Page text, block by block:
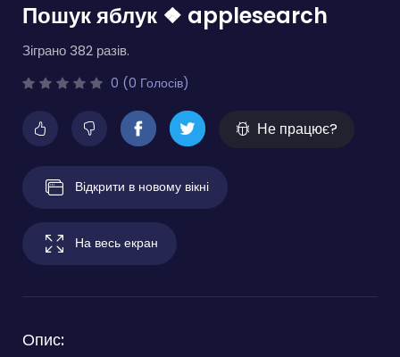
Пошук яблук ❖ applesearch
Зіграно 382 разів.
0 (0 Голосів)
Не працює?
Відкрити в новому вікні
На весь екран
Опис: